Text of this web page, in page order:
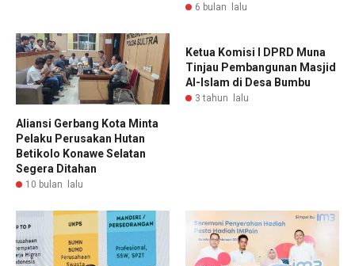
6 bulan lalu
Aliansi Gerbang Kota Minta
Pelaku Perusakan Hutan
Betikolo Konawe Selatan
Segera Ditahan
10 bulan lalu
Ketua Komisi I DPRD Muna
Tinjau Pembangunan Masjid
Al-Islam di Desa Bumbu
3 tahun lalu